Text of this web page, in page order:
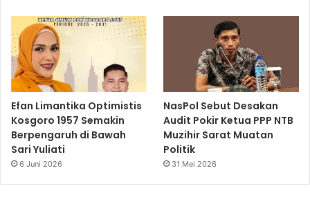
Efan Limantika Optimistis
Kosgoro 1957 Semakin
Berpengaruh di Bawah
Sari Yuliati
6 Juni 2026
NasPol Sebut Desakan
Audit Pokir Ketua PPP NTB
Muzihir Sarat Muatan
Politik
31 Mei 2026